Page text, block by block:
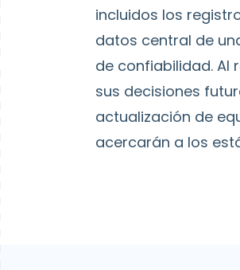
incluidos los
datos central de
de confiabilidad. Al
sus decisiones
actualización de
acercarán a los